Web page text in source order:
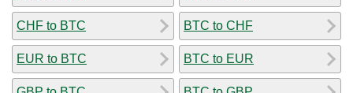
CHF to BTC
EUR to BTC
BTC to CHF
BTC to EUR